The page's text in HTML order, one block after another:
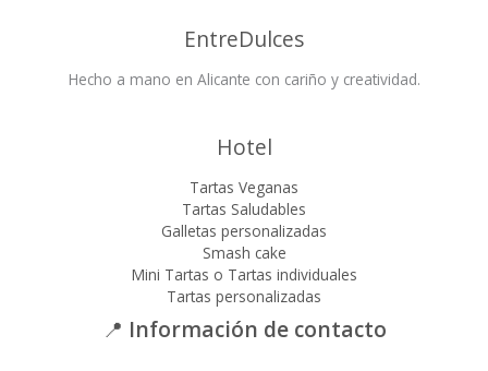
EntreDulces
Hecho a mano en Alicante con cariño y creatividad.
Hotel
Tartas Veganas
Tartas Saludables
Galletas personalizadas
Smash cake
Mini Tartas o Tartas individuales
Tartas personalizadas
📍 Información de contacto